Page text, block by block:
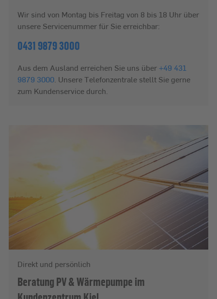
Wir sind von Montag bis Freitag von 8 bis 18 Uhr über
unsere Servicenummer für Sie erreichbar:
0431 9879 3000
Aus dem Ausland erreichen Sie uns über+49 431
9879 3000. Unsere Telefonzentrale stellt Sie gerne
zum Kundenservice durch.
Direkt und persönlich
Beratung PV & Wärmepumpe im